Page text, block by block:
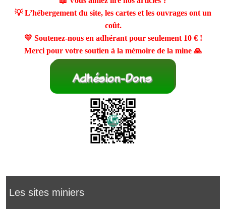
💡 L’hébergement du site, les cartes et les ouvrages ont un
coût.
💛 Soutenez-nous en adhérant pour seulement 10 €!
Merci pour votre soutien à la mémoire de la mine 🙏
Les sites miniers